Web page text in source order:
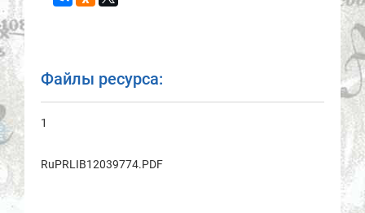
Файлы ресурса:
1
RuPRLIB12039774.PDF